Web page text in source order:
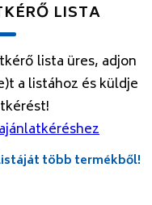
LISTA
lista üres, adjon
a listához és küldje
több termékből!